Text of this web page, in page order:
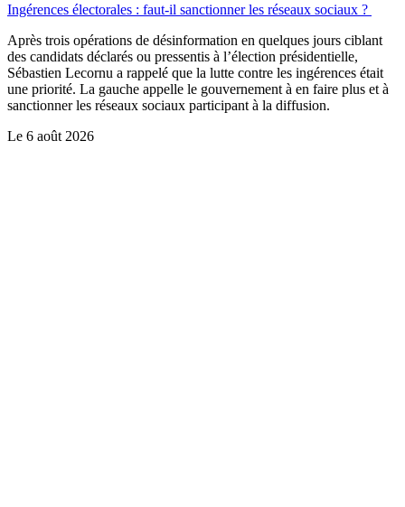
Ingérences électorales : faut-il sanctionner les réseaux sociaux ?
Après trois opérations de désinformation en quelques jours ciblant
des candidats déclarés ou pressentis à l’élection présidentielle,
Sébastien Lecornu a rappelé que la lutte contre les ingérences était
une priorité. La gauche appelle le gouvernement à en faire plus et à
sanctionner les réseaux sociaux participant à la diffusion.
Le 6 août 2026